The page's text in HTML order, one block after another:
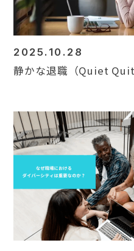
2025.10.28
静かな退職（Quiet